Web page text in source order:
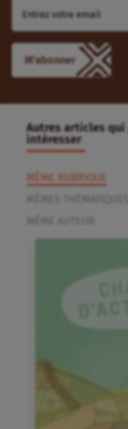
Autres articles
intéresser
MÊME RUBRIQUE